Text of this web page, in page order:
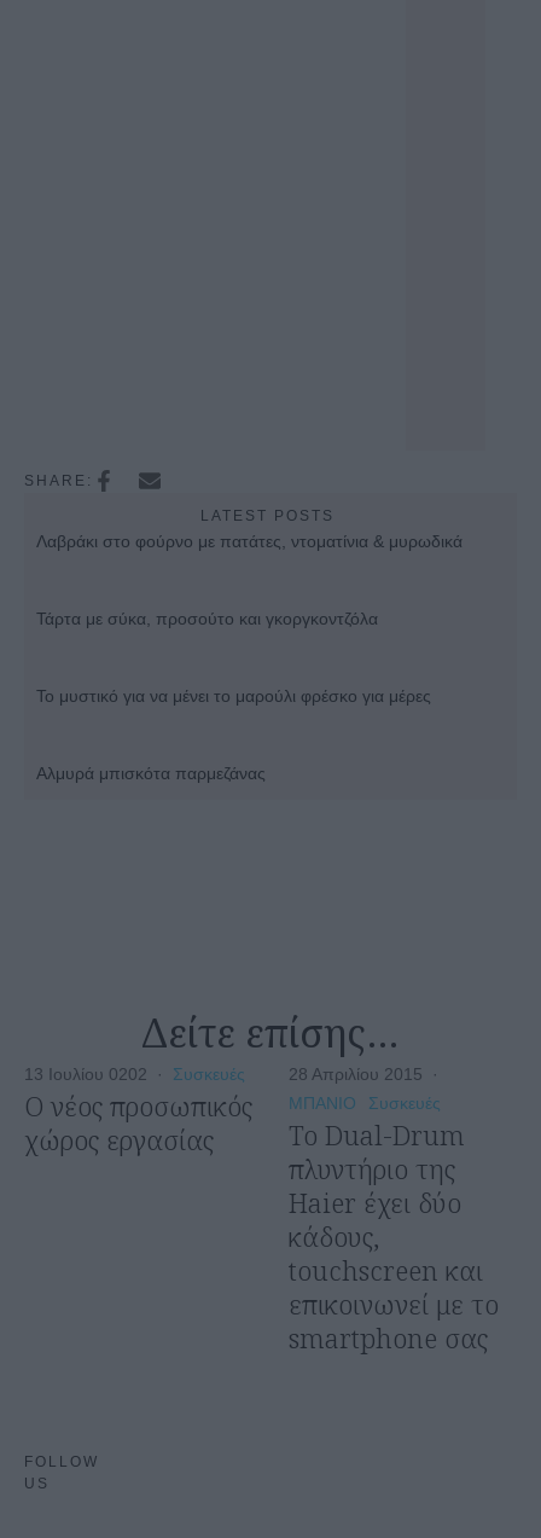
SHARE:
LATEST POSTS
Λαβράκι στο φούρνο με πατάτες, ντοματίνια & μυρωδικά
Τάρτα με σύκα, προσούτο και γκοργκοντζόλα
Το μυστικό για να μένει το μαρούλι φρέσκο για μέρες
Αλμυρά μπισκότα παρμεζάνας
Δείτε επίσης…
13 Ιουλίου 0202 · Συσκευές
O νέος προσωπικός
χώρος εργασίας
28 Απριλίου 2015
·
ΜΠΑΝΙΟ
Συσκευές
Το Dual-Drum
πλυντήριο της
Haier έχει δύο
κάδους,
touchscreen και
επικοινωνεί με το
smartphone σας
FOLLOW
US